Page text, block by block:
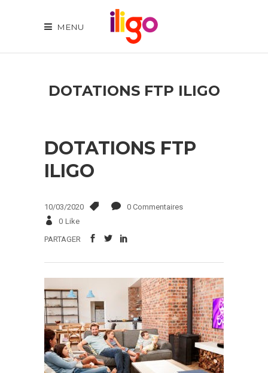
MENU
DOTATIONS FTP ILIGO
DOTATIONS FTP
ILIGO
10/03/2020
0 Commentaires
0 Like
PARTAGER